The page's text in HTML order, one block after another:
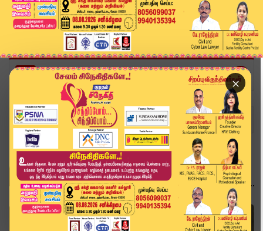
×
Home Topics